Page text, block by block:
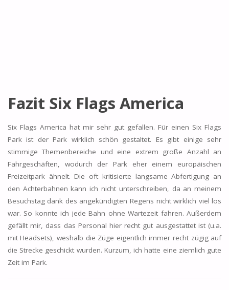
Fazit Six Flags America
Six Flags America hat mir sehr gut gefallen. Für einen Six Flags
Park ist der Park wirklich schön gestaltet. Es gibt einige sehr
stimmige Themenbereiche und eine extrem große Anzahl an
Fahrgeschäften, wodurch der Park eher einem europäischen
Freizeitpark ähnelt. Die oft kritisierte langsame Abfertigung an
den Achterbahnen kann ich nicht unterschreiben, da an meinem
Besuchstag dank des angekündigten Regens nicht wirklich viel los
war. So konnte ich jede Bahn ohne Wartezeit fahren. Außerdem
gefällt mir, dass das Personal hier recht gut ausgestattet ist (u.a.
mit Headsets), weshalb die Züge eigentlich immer recht zügig auf
die Strecke geschickt wurden. Kurzum, ich hatte eine ziemlich gute
Zeit im Park.